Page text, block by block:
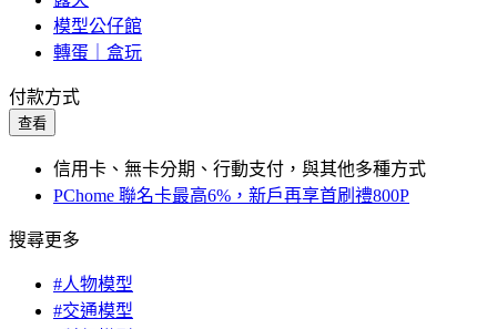
模型公仔館
轉蛋｜盒玩
付款方式
查看
信用卡、無卡分期、行動支付，與其他多種方式
PChome 聯名卡最高6%，新戶再享首刷禮800P
搜尋更多
#人物模型
#交通模型